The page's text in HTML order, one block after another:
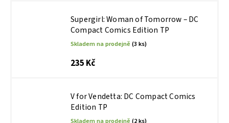
Supergirl: Woman of Tomorrow – DC
Compact Comics Edition TP
Skladem na prodejně(3 ks)
235 Kč
V for Vendetta: DC Compact Comics
Edition TP
Skladem na prodejně(2 ks)